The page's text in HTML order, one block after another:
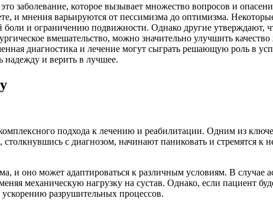
заболевание, которое вызывает множество вопросов и
и мнения варьируются от пессимизма до оптимизма.
боли и ограничению подвижности. Однако другие утверждают,
вмешательство, можно значительно улучшить
диагностика и лечение могут сыграть решающую роль в
надежду и верить в лучшее.
подхода к лечению и реабилитации. Одним из
с диагнозом, начинают паниковать и стремятся
и оно может адаптироваться к различным условиям. В случае
механическую нагрузку на сустав. Однако, если пациент
разрушительных процессов.